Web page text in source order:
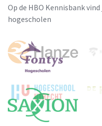
Op de HBO Kennisbank
hogescholen